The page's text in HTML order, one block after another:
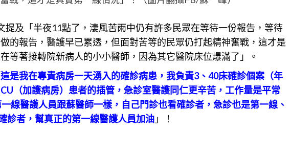
提及「半夜11點了，淒風苦雨中仍有許多民眾在等待一份報告，等待
的報告，醫護早已累透，但面對苦等的民眾仍打起精神奮戰，這才是
等著接轉院新病人的小小醫師，因為其它醫院床位爆滿了」。
這是我在專責病房一天湧入的確診病患，我負責3、40床確診個案（年
（加護病房）患者的插管，急診室醫護同仁更辛苦，工作量是平常
線醫護人員跟蘇醫師一樣，自己門診也看確診者，急診也是第一線、
診者，幫真正的第一線醫護人員加油 」！